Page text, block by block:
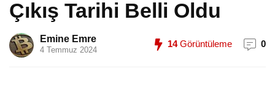
Çıkış Tarihi Belli Oldu
Emine Emre
4 Temmuz 2024
14Görüntüleme 0